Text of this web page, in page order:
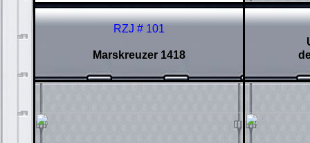
RZJ # 101
Marskreuzer 1418